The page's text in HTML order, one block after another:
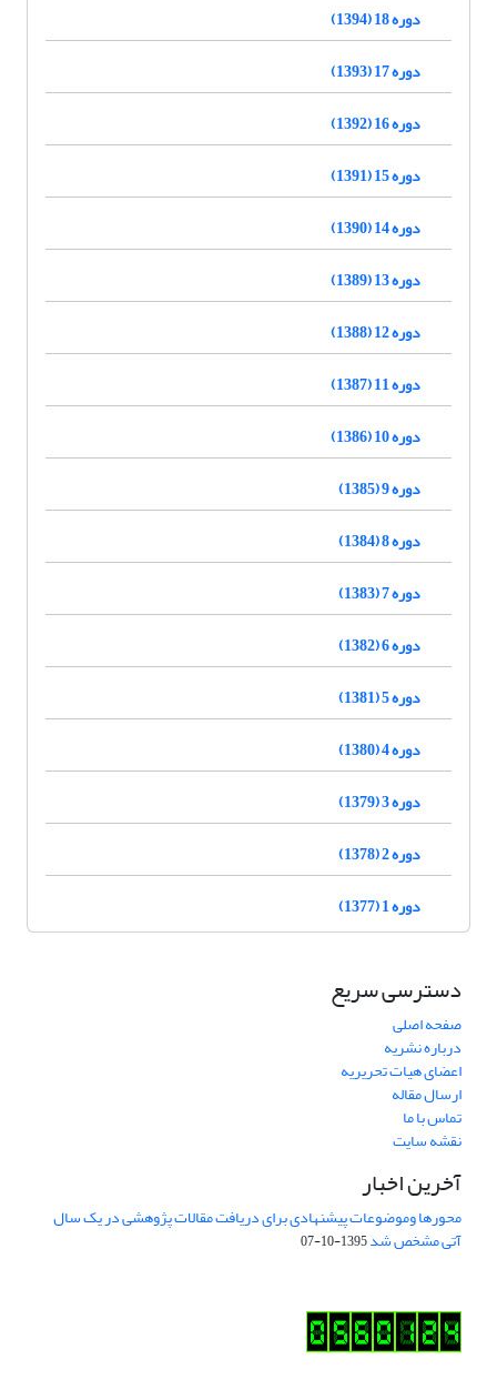
دوره 18 (1394)
دوره 17 (1393)
دوره 16 (1392)
دوره 15 (1391)
دوره 14 (1390)
دوره 13 (1389)
دوره 12 (1388)
دوره 11 (1387)
دوره 10 (1386)
دوره 9 (1385)
دوره 8 (1384)
دوره 7 (1383)
دوره 6 (1382)
دوره 5 (1381)
دوره 4 (1380)
دوره 3 (1379)
دوره 2 (1378)
دوره 1 (1377)
دسترسی سریع
صفحه اصلی
درباره نشریه
اعضای هیات تحریریه
ارسال مقاله
تماس با ما
نقشه سایت
آخرین اخبار
محورها وموضوعات پیشنهادی برای دریافت مقالات پژوهشی در یک سال
آتی مشخص شد1395-10-07